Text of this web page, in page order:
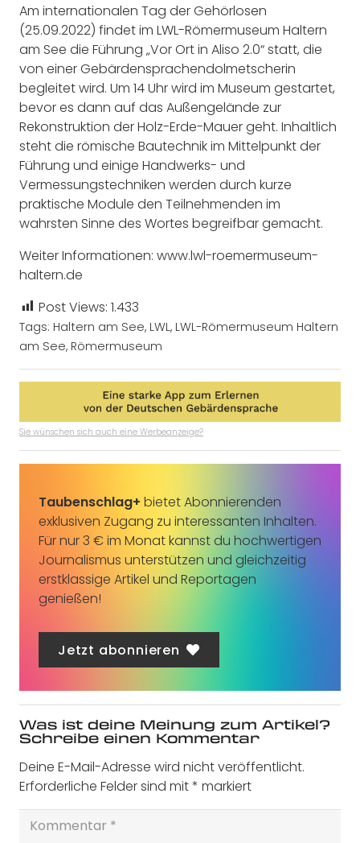
Am internationalen Tag der Gehörlosen
(25.09.2022) findet im LWL-Römermuseum Haltern
am See die Führung „Vor Ort in Aliso 2.0“ statt, die
von einer Gebärdensprachendolmetscherin
begleitet wird. Um 14 Uhr wird im Museum gestartet,
bevor es dann auf das Außengelände zur
Rekonstruktion der Holz-Erde-Mauer geht. Inhaltlich
steht die römische Bautechnik im Mittelpunkt der
Führung und einige Handwerks- und
Vermessungstechniken werden durch kurze
praktische Module den Teilnehmenden im
wahrsten Sinne des Wortes begreifbar gemacht.
Weiter Informationen: www.lwl-roemermuseum-
haltern.de
Post Views: 1.433
Tags: Haltern am See, LWL, LWL-Römermuseum Haltern
am See, Römermuseum
Sie wünschen sich auch eine Werbeanzeige?
Taubenschlag+ bietet Abonnierenden
exklusiven Zugang zu interessanten Inhalten.
Für nur 3 € im Monat kannst du hochwertigen
Journalismus unterstützen und gleichzeitig
erstklassige Artikel und Reportagen
genießen!
Jetzt abonnieren
Was ist deine Meinung zum Artikel?
Schreibe einen Kommentar
Deine E-Mail-Adresse wird nicht veröffentlicht.
Erforderliche Felder sind mit* markiert